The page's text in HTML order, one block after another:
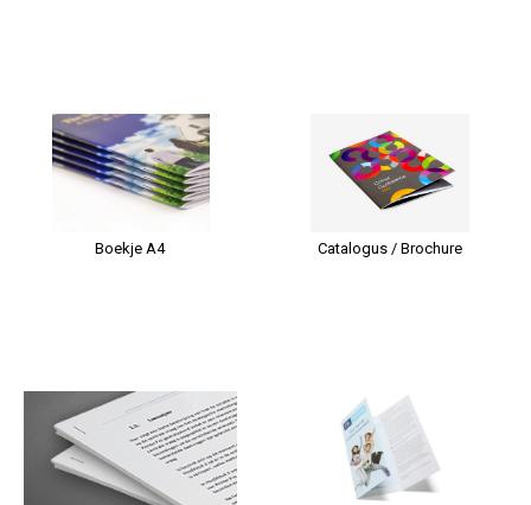
Boekje A4 Catalogus / Brochure